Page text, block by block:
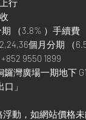
行
期 （3.8% ）手續費
個月分期 （
9550 1899
鑼灣廣場一期地下
口」
浮動，如網站價格